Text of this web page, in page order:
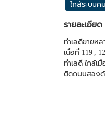
ใกล้ระบบ
รายละเอียด
ทำเลดีขายห
เนื้อที่ 119 ,
ทำเลดี ใกล้เ
ติดถนนสองด้